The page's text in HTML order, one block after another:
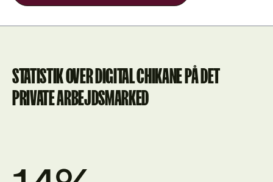
STATISTIK OVER DIGITAL CHIKANE PÅ DET
PRIVATE ARBEJDSMARKED